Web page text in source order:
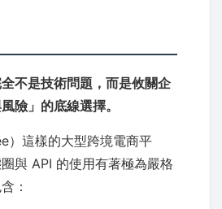
不是技術問題，而是攸關企
險」的底線選擇。
）這樣的大型跨境電商平
與 API 的使用有著極為嚴格
：